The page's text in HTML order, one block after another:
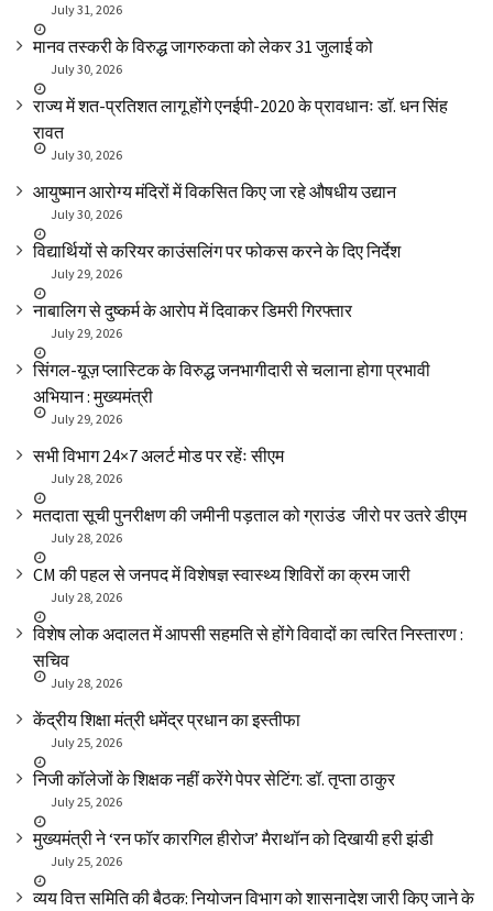
July 31, 2026
मानव तस्करी के विरुद्ध जागरुकता को लेकर 31 जुलाई को
July 30, 2026
राज्य में शत-प्रतिशत लागू होंगे एनईपी-2020 के प्रावधानः डाॅ. धन सिंह
रावत
July 30, 2026
आयुष्मान आरोग्य मंदिरों में विकसित किए जा रहे औषधीय उद्यान
July 30, 2026
विद्यार्थियों से करियर काउंसलिंग पर फोकस करने के दिए निर्देश
July 29, 2026
नाबालिग से दुष्कर्म के आरोप में दिवाकर डिमरी गिरफ्तार
July 29, 2026
सिंगल-यूज़ प्लास्टिक के विरुद्ध जनभागीदारी से चलाना होगा प्रभावी
अभियान : मुख्यमंत्री
July 29, 2026
सभी विभाग 24×7 अलर्ट मोड पर रहेंः सीएम
July 28, 2026
मतदाता सूची पुनरीक्षण की जमीनी पड़ताल को ग्राउंड जीरो पर उतरे डीएम
July 28, 2026
CM की पहल से जनपद में विशेषज्ञ स्वास्थ्य शिविरों का क्रम जारी
July 28, 2026
विशेष लोक अदालत में आपसी सहमति से होंगे विवादों का त्वरित निस्तारण :
सचिव
July 28, 2026
केंद्रीय शिक्षा मंत्री धमेंद्र प्रधान का इस्तीफा
July 25, 2026
निजी कॉलेजों के शिक्षक नहीं करेंगे पेपर सेटिंग: डॉ. तृप्ता ठाकुर
July 25, 2026
मुख्यमंत्री ने ‘रन फॉर कारगिल हीरोज’ मैराथॉन को दिखायी हरी झंडी
July 25, 2026
व्यय वित्त समिति की बैठक: नियोजन विभाग को शासनादेश जारी किए जाने के